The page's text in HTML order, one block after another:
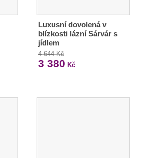
Luxusní dovolená v
blízkosti lázní Sárvár s
jídlem
4 644 Kč
3 380 Kč